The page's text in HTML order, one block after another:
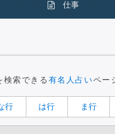
仕事
検索できる 有名人占いペー
行 は行 ま 行